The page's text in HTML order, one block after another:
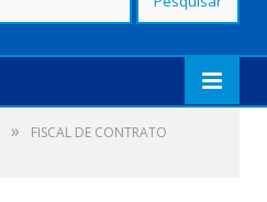
»
FISCAL DE CONTRATO